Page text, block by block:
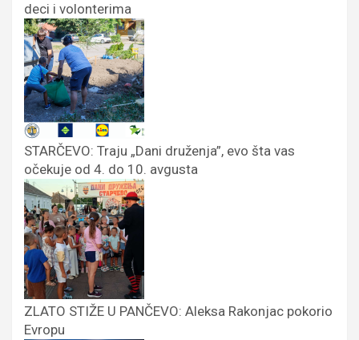
deci i volonterima
STARČEVO: Traju „Dani druženja”, evo šta vas
očekuje od 4. do 10. avgusta
ZLATO STIŽE U PANČEVO: Aleksa Rakonjac pokorio
Evropu